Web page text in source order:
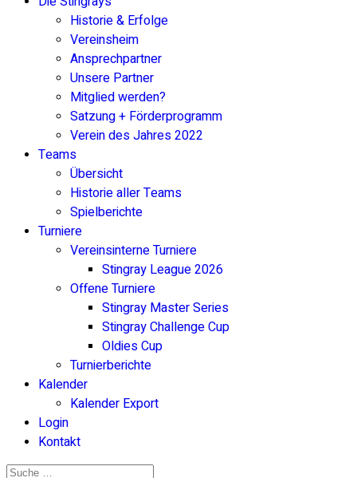
Historie & Erfolge
Vereinsheim
Ansprechpartner
Unsere Partner
Mitglied werden?
Satzung + Förderprogramm
Verein des Jahres 2022
Teams
Übersicht
Historie aller Teams
Spielberichte
Turniere
Vereinsinterne Turniere
Stingray League 2026
Offene Turniere
Stingray Master Series
Stingray Challenge Cup
Oldies Cup
Turnierberichte
Kalender
Kalender Export
Login
Kontakt